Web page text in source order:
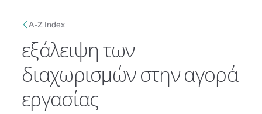
Breadcrumb
A-Z Index
εξάλειψη των
διαχωρισμών στην αγορά
εργασίας